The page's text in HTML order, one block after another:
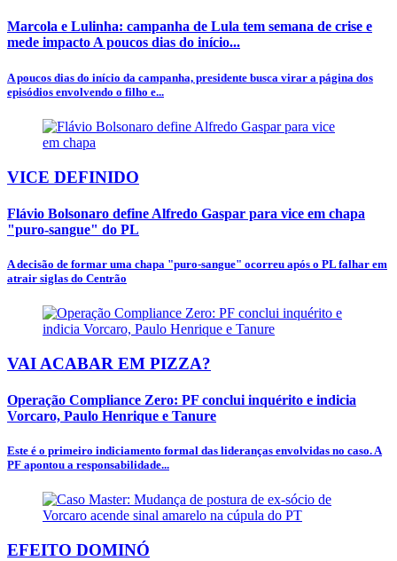
Marcola e Lulinha: campanha de Lula tem semana de crise e
mede impacto A poucos dias do início...
A poucos dias do início da campanha, presidente busca virar a página dos
episódios envolvendo o filho e...
VICE DEFINIDO
Flávio Bolsonaro define Alfredo Gaspar para vice em chapa
"puro-sangue" do PL
A decisão de formar uma chapa "puro-sangue" ocorreu após o PL falhar em
atrair siglas do Centrão
VAI ACABAR EM PIZZA?
Operação Compliance Zero: PF conclui inquérito e indicia
Vorcaro, Paulo Henrique e Tanure
Este é o primeiro indiciamento formal das lideranças envolvidas no caso. A
PF apontou a responsabilidade...
EFEITO DOMINÓ